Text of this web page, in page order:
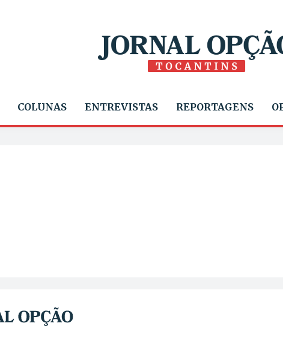
COLUNAS ENTREVISTAS REPORTAGENS